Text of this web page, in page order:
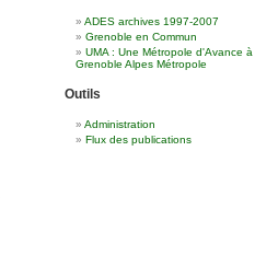
ADES archives 1997-2007
Grenoble en Commun
UMA : Une Métropole d'Avance à
Grenoble Alpes Métropole
Outils
Administration
Flux des publications